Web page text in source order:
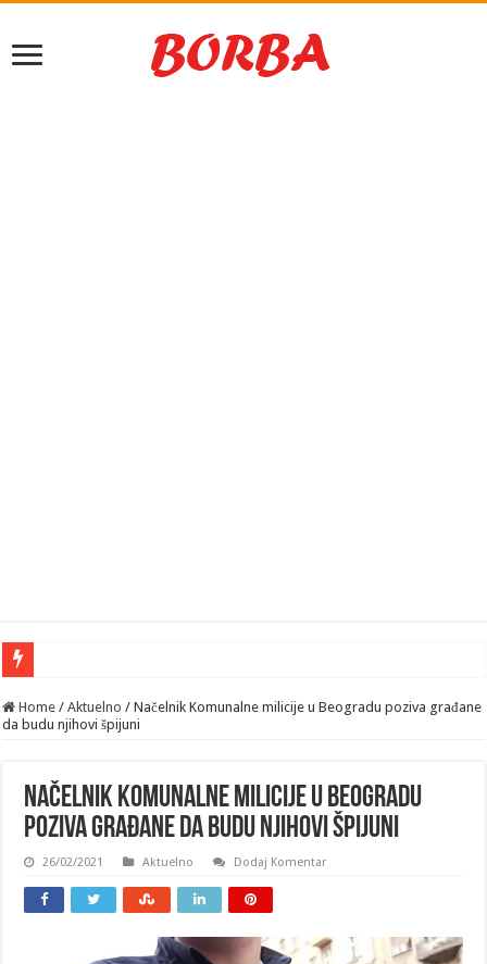
Home / Aktuelno / Načelnik Komunalne milicije u Beogradu poziva građane
da budu njihovi špijuni
Načelnik Komunalne milicije u Beogradu
poziva građane da budu njihovi špijuni
26/02/2021 Aktuelno Dodaj Komentar